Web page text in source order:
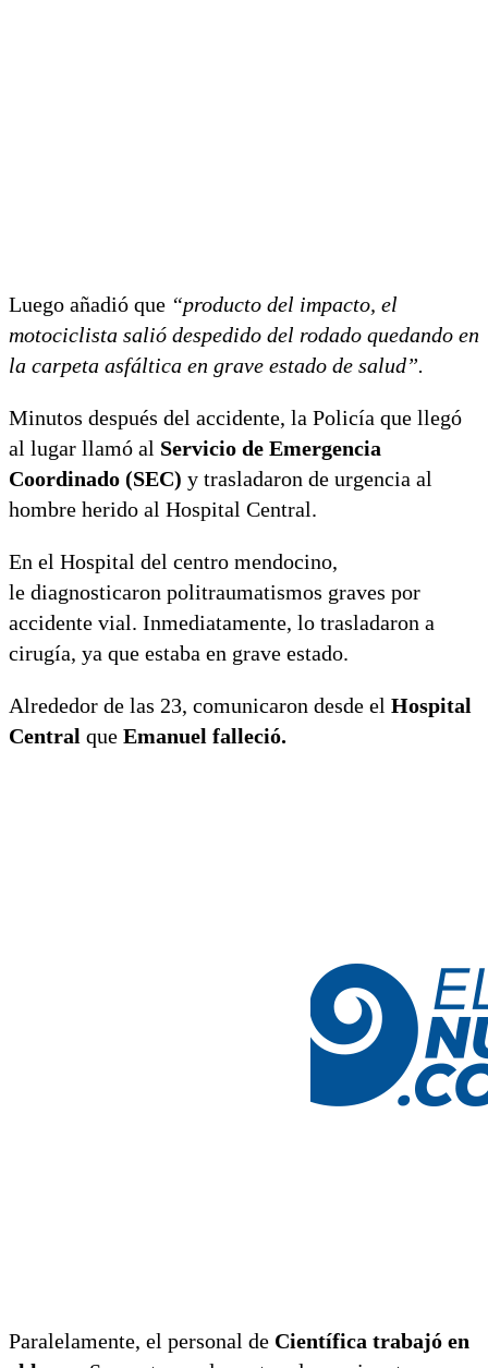
Luego añadió que “producto del impacto, el
motociclista salió despedido del rodado quedando en
la carpeta asfáltica en grave estado de salud”.
Minutos después del accidente, la Policía que llegó
al lugar llamó al Servicio de Emergencia
Coordinado (SEC) y trasladaron de urgencia al
hombre herido al Hospital Central.
En el Hospital del centro mendocino,
le diagnosticaron politraumatismos graves por
accidente vial. Inmediatamente, lo trasladaron a
cirugía, ya que estaba en grave estado.
Alrededor de las 23, comunicaron desde el Hospital
Central que Emanuel falleció.
Paralelamente, el personal de Científica trabajó en